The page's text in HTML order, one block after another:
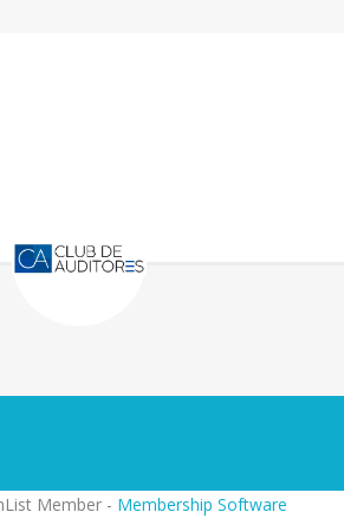
Member - Membership Software